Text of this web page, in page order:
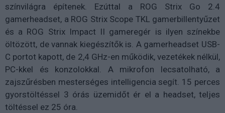
színvilágra építenek. Ezúttal a ROG Strix Go 2.4
gamerheadset, a ROG Strix Scope TKL gamerbillentyűzet
és a ROG Strix Impact II gameregér is ilyen színekbe
öltözött, de vannak kiegészítők is. A gamerheadset USB-
C portot kapott, de 2,4 GHz-en működik, vezetékek nélkül,
PC-kkel és konzolokkal. A mikrofon lecsatolható, a
zajszűrésben mesterséges intelligencia segít. 15 perces
gyorstöltéssel 3 órás üzemidőt ér el a headset, teljes
töltéssel ez 25 óra.